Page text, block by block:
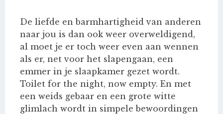
De liefde en barmhartigheid van anderen
naar jou is dan ook weer overweldigend,
al moet je er toch weer even aan wennen
als er, net voor het slapengaan, een
emmer in je slaapkamer gezet wordt.
Toilet for the night, now empty. En met
een weids gebaar en een grote witte
glimlach wordt in simpele bewoordingen